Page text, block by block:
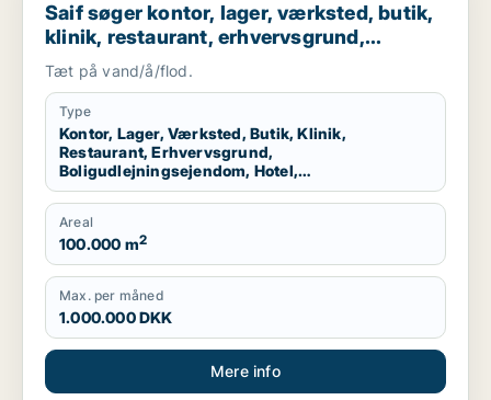
Saif søger kontor, lager, værksted, butik,
klinik, restaurant, erhvervsgrund,
boligudlejningsejendom, hotel,
produktionslokaler eller garage til salg i
Storkøbenhavn
Tæt på vand/å/flod.
Type
Kontor, Lager, Værksted, Butik, Klinik,
Restaurant, Erhvervsgrund,
Boligudlejningsejendom, Hotel,
Produktionslokaler, Garage
Areal
100.000 m2
Max. per måned
1.000.000 DKK
Mere info